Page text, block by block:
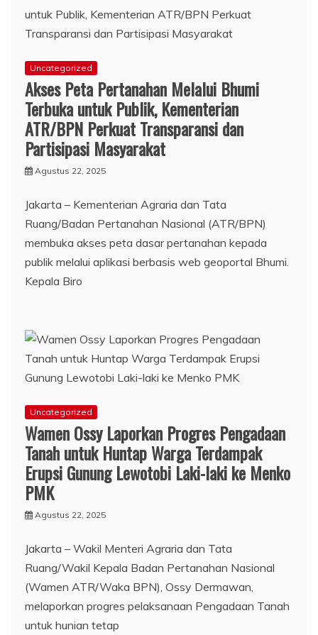
Uncategorized
Akses Peta Pertanahan Melalui Bhumi
Terbuka untuk Publik, Kementerian
ATR/BPN Perkuat Transparansi dan
Partisipasi Masyarakat
Agustus 22, 2025
Jakarta – Kementerian Agraria dan Tata
Ruang/Badan Pertanahan Nasional (ATR/BPN)
membuka akses peta dasar pertanahan kepada
publik melalui aplikasi berbasis web geoportal Bhumi.
Kepala Biro
Uncategorized
Wamen Ossy Laporkan Progres Pengadaan
Tanah untuk Huntap Warga Terdampak
Erupsi Gunung Lewotobi Laki-laki ke Menko
PMK
Agustus 22, 2025
Jakarta – Wakil Menteri Agraria dan Tata
Ruang/Wakil Kepala Badan Pertanahan Nasional
(Wamen ATR/Waka BPN), Ossy Dermawan,
melaporkan progres pelaksanaan Pengadaan Tanah
untuk hunian tetap